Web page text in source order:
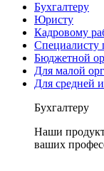
Бухгалтеру
Юристу
Кадровому
Специалисту
Бюджетной
Для малой
Для средней
Бухгалтеру
Наши
ваших